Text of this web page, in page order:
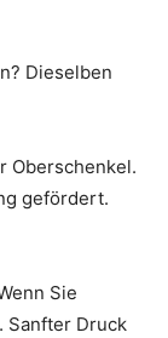
Dieselben
Oberschenkel.
gefördert.
Sie
Sanfter Druck